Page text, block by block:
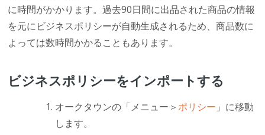
に時間がかかります。過去90日間に出品された商品の情報
を元にビジネスポリシーが自動生成されるため、商品数に
よっては数時間かかることもあります。
ビジネスポリシーをインポートする
オークタウンの「メニュー＞ポリシー 」に移動
します。